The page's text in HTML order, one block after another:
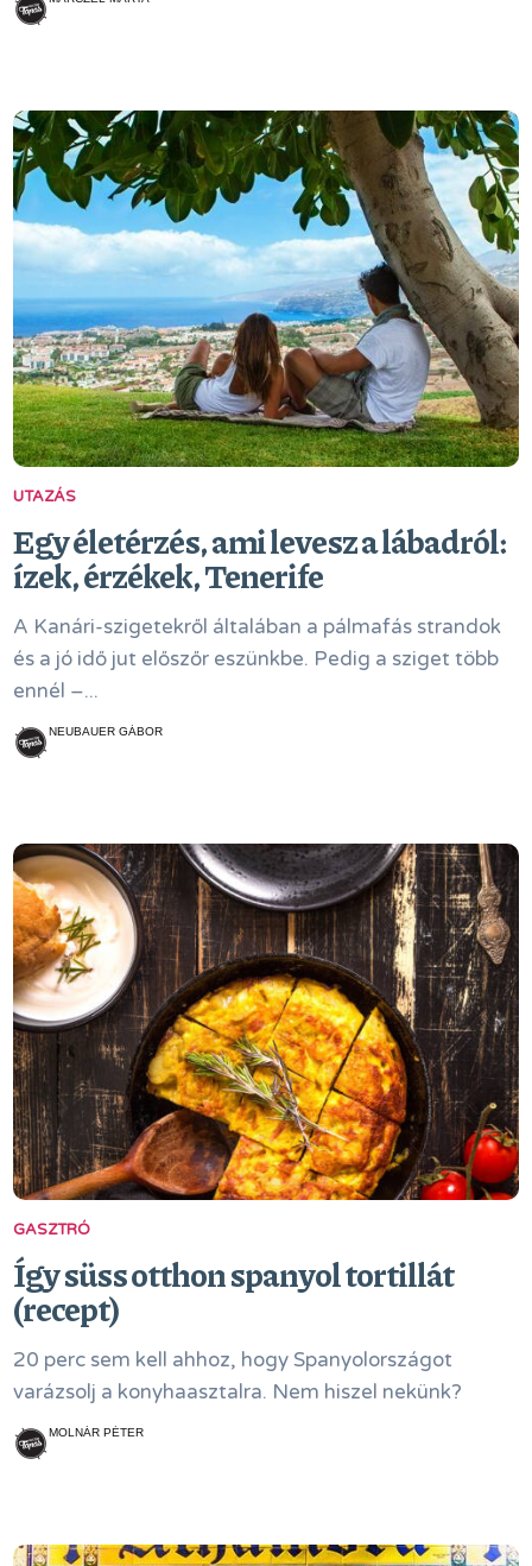
UTAZÁS
Egy életérzés, ami levesz a lábadról:
ízek, érzékek, Tenerife
A Kanári-szigetekről általában a pálmafás strandok
és a jó idő jut előszőr eszünkbe. Pedig a sziget több
ennél –...
NEUBAUER GÁBOR
GASZTRÓ
Így süss otthon spanyol tortillát
(recept)
20 perc sem kell ahhoz, hogy Spanyolországot
varázsolj a konyhaasztalra. Nem hiszel nekünk?
MOLNÁR PÉTER